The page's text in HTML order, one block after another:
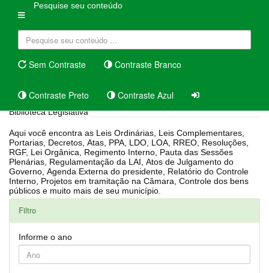
Pesquise seu conteúdo
Sem Contraste Contraste Branco
Contraste Preto Contraste Azul
Biblioteca Legislativa
Aqui você encontra as Leis Ordinárias, Leis Complementares,
Portarias, Decretos, Atas, PPA, LDO, LOA, RREO, Resoluções,
RGF, Lei Orgânica, Regimento Interno, Pauta das Sessões
Plenárias, Regulamentação da LAI, Atos de Julgamento do
Governo, Agenda Externa do presidente, Relatório do Controle
Interno, Projetos em tramitação na Câmara, Controle dos bens
públicos e muito mais de seu município.
Filtro
Informe o ano